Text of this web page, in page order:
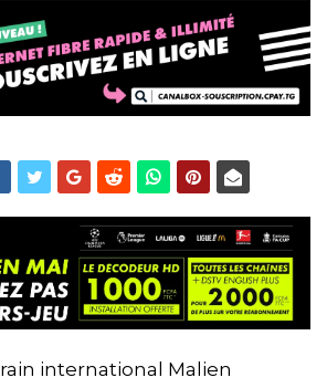
international Malien